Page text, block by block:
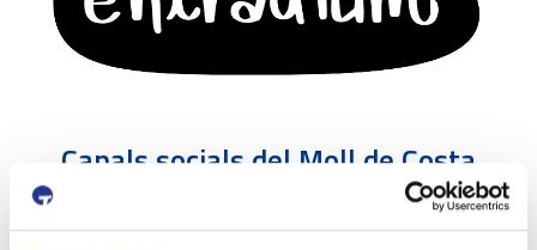
Canals socials del Moll de Costa